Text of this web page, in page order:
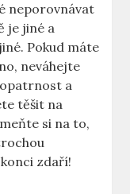
neporovnávat
je jiné a
Pokud máte
neváhejte
a
těšit na
si na to,
zdaří!